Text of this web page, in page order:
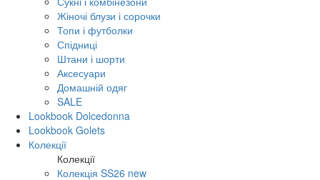
Жіночі блузи і сорочки
Топи і футболки
Спідниці
Штани і шорти
Аксесуари
Домашній одяг
SALE
Lookbook Dolcedonna
Lookbook Golets
Колекції
Колекції
Колекція SS26 new